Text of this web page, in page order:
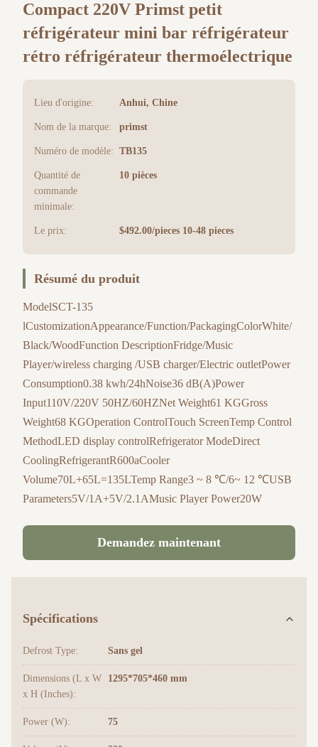
Compact 220V Primst petit
réfrigérateur mini bar réfrigérateur
rétro réfrigérateur thermoélectrique
Lieu d'origine: Anhui, Chine
Nom de la marque: primst
Numéro de modèle: TB135
Quantité de
commande
minimale:
10 pièces
Le prix: $492.00/pieces 10-48 pieces
Résumé du produit
ModelSCT-135
lCustomizationAppearance/Function/PackagingColorWhite/
Black/WoodFunction DescriptionFridge/Music
Player/wireless charging /USB charger/Electric outletPower
Consumption0.38 kwh/24hNoise36 dB(A)Power
Input110V/220V 50HZ/60HZNet Weight61 KGGross
Weight68 KGOperation ControlTouch ScreenTemp Control
MethodLED display controlRefrigerator ModeDirect
CoolingRefrigerantR600aCooler
Volume70L+65L=135LTemp Range3 ~ 8 ℃/6~ 12 ℃USB
Parameters5V/1A+5V/2.1AMusic Player Power20W
Demandez maintenant
Spécifications
Defrost Type: Sans gel
Dimensions (L x W
x H (Inches):
1295*705*460 mm
Power (W): 75